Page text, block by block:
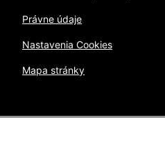
Právne údaje
Nastavenia Cookies
Mapa stránky